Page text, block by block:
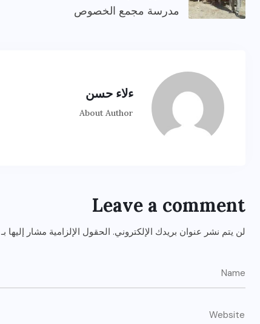
مدرسة مجمع الخصوص
ءلاء حسن
About Author
Leave a comment
لن يتم نشر عنوان بريدك الإلكتروني. الحقول الإلزامية مشار إليها بـ